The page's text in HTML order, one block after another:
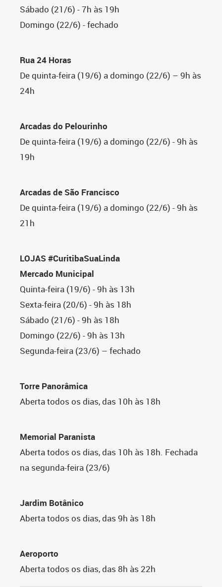
Sábado (21/6) - 7h às 19h
Domingo (22/6) - fechado
Rua 24 Horas
De quinta-feira (19/6) a domingo (22/6) – 9h às
24h
Arcadas do Pelourinho
De quinta-feira (19/6) a domingo (22/6) - 9h às
19h
Arcadas de São Francisco
De quinta-feira (19/6) a domingo (22/6) - 9h às
21h
LOJAS #CuritibaSuaLinda
Mercado Municipal
Quinta-feira (19/6) - 9h às 13h
Sexta-feira (20/6) - 9h às 18h
Sábado (21/6) - 9h às 18h
Domingo (22/6) - 9h às 13h
Segunda-feira (23/6) – fechado
Torre Panorâmica
Aberta todos os dias, das 10h às 18h
Memorial Paranista
Aberta todos os dias, das 10h às 18h. Fechada
na segunda-feira (23/6)
Jardim Botânico
Aberta todos os dias, das 9h às 18h
Aeroporto
Aberta todos os dias, das 8h às 22h